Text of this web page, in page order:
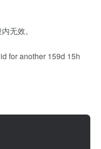
无效。
for another 159d 15h
kB]